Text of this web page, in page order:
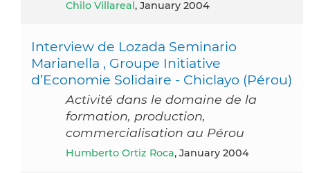
Chilo Villareal , January 2004
Interview de Lozada Seminario
Marianella , Groupe Initiative
d’Economie Solidaire - Chiclayo (Pérou)
Activité dans le domaine de la
formation, production,
commercialisation au Pérou
Humberto Ortiz Roca, January 2004